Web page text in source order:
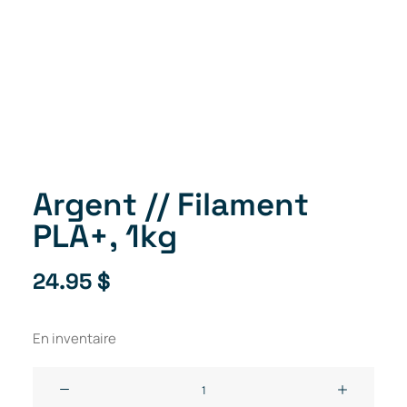
Argent // Filament
PLA+, 1kg
24.95$
En inventaire